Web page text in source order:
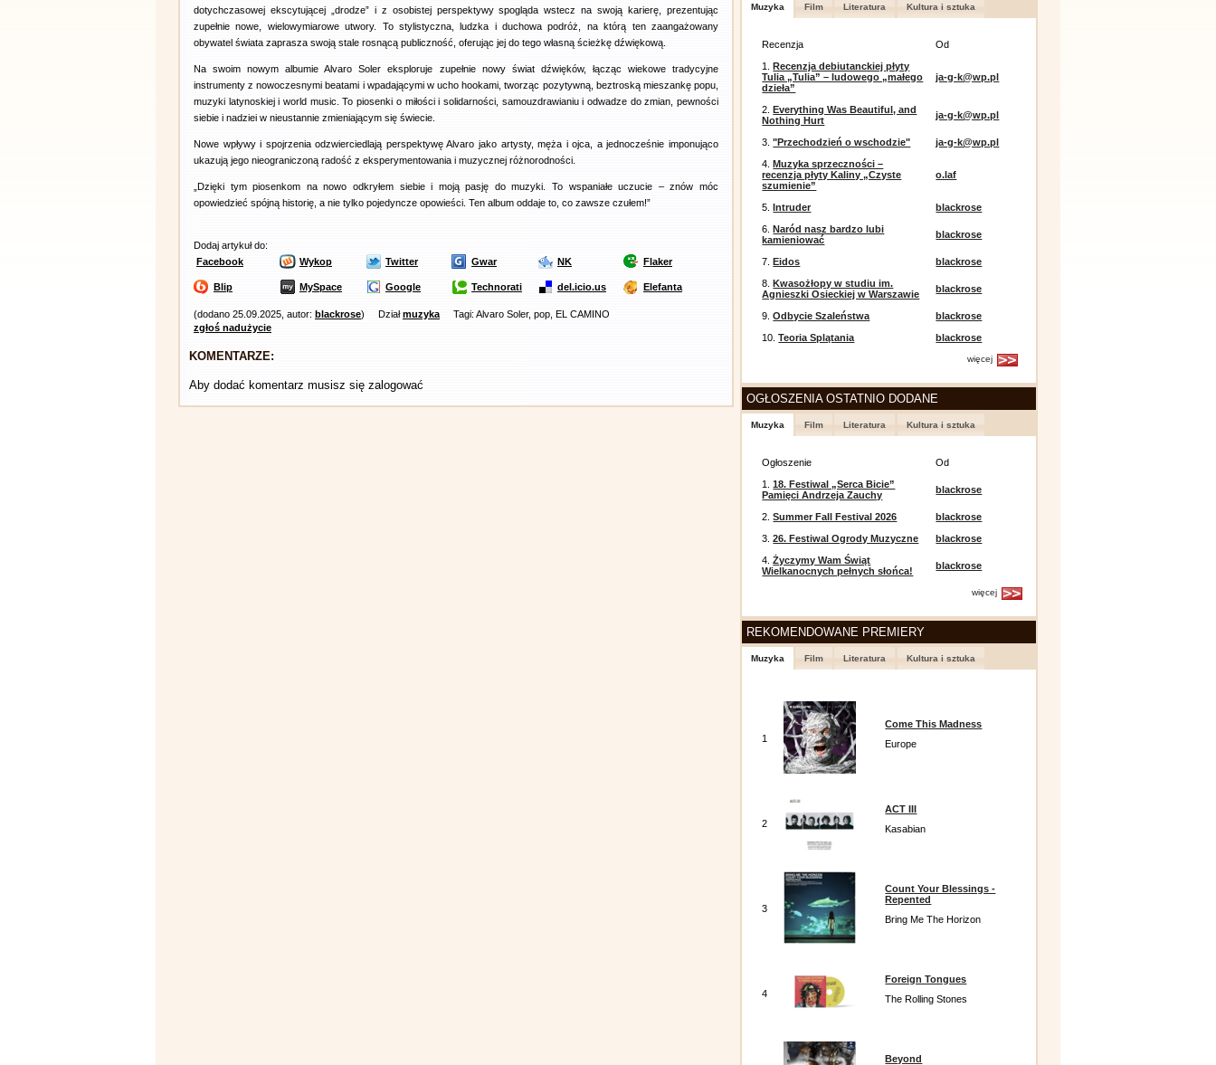
dotychczasowej ekscytującej „drodze” i z osobistej perspektywy spogląda wstecz na swoją karierę, prezentując
zupełnie nowe, wielowymiarowe utwory. To stylistyczna, ludzka i duchowa podróż, na którą ten zaangażowany
obywatel świata zaprasza swoją stale rosnącą publiczność, oferując jej do tego własną ścieżkę dźwiękową.
Na swoim nowym albumie Alvaro Soler eksploruje zupełnie nowy świat dźwięków, łącząc wiekowe tradycyjne
instrumenty z nowoczesnymi beatami i wpadającymi w ucho hookami, tworząc pozytywną, beztroską mieszankę popu,
muzyki latynoskiej i world music. To piosenki o miłości i solidarności, samouzdrawianiu i odwadze do zmian, pewności
siebie i nadziei w nieustannie zmieniającym się świecie.
Nowe wpływy i spojrzenia odzwierciedlają perspektywę Alvaro jako artysty, męża i ojca, a jednocześnie imponująco
ukazują jego nieograniczoną radość z eksperymentowania i muzycznej różnorodności.
„Dzięki tym piosenkom na nowo odkryłem siebie i moją pasję do muzyki. To wspaniałe uczucie – znów móc
opowiedzieć spójną historię, a nie tylko pojedyncze opowieści. Ten album oddaje to, co zawsze czułem!”
Dodaj artykuł do:
Facebook
Wykop Twitter Gwar NK Flaker
Blip MySpace Google Technorati del.icio.us Elefanta
(dodano 25.09.2025, autor: blackrose) Działmuzyka
Tagi: Alvaro Soler, pop, EL CAMINO
zgłoś nadużycie
KOMENTARZE:
Aby dodać komentarz musisz się zalogować
Muzyka Film Literatura Kultura i sztuka
Recenzja
Od
1.Recenzja debiutanckiej płyty
Tulia „Tulia” – ludowego „małego
dzieła”
ja-g-k@wp.pl
2.Everything Was Beautiful, and
Nothing Hurt
ja-g-k@wp.pl
3."Przechodzień o wschodzie"
ja-g-k@wp.pl
4.Muzyka sprzeczności –
recenzja płyty Kaliny „Czyste
szumienie”
o.laf
5.Intruder
blackrose
6.Naród nasz bardzo lubi
kamieniować
blackrose
7.Eidos
blackrose
8.Kwasożłopy w studiu im.
Agnieszki Osieckiej w Warszawie
blackrose
9.Odbycie Szaleństwa
blackrose
10.Teoria Splątania blackrose
więcej
OGŁOSZENIA OSTATNIO DODANE
Muzyka Film Literatura Kultura i sztuka
Ogłoszenie
Od
1.18. Festiwal „Serca Bicie”
Pamięci Andrzeja Zauchy
blackrose
2.Summer Fall Festival 2026
blackrose
3.26. Festiwal Ogrody Muzyczne
blackrose
4.Życzymy Wam Świąt
Wielkanocnych pełnych słońca!
blackrose
więcej
REKOMENDOWANE PREMIERY
Muzyka Film Literatura Kultura i sztuka
1
Come This Madness
Europe
2
ACT III
Kasabian
3
Count Your Blessings -
Repented
Bring Me The Horizon
4
Foreign Tongues
The Rolling Stones
Beyond